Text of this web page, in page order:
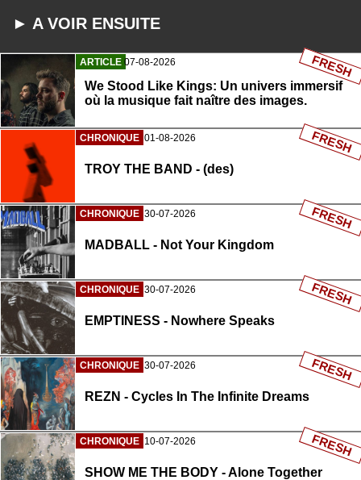
► A VOIR ENSUITE
ARTICLE 07-08-2026
We Stood Like Kings: Un univers immersif
où la musique fait naître des images.
FRESH
CHRONIQUE 01-08-2026
TROY THE BAND - (des)
FRESH
CHRONIQUE 30-07-2026
MADBALL - Not Your Kingdom
FRESH
CHRONIQUE 30-07-2026
EMPTINESS - Nowhere Speaks
FRESH
CHRONIQUE 30-07-2026
REZN - Cycles In The Infinite Dreams
FRESH
CHRONIQUE 10-07-2026
SHOW ME THE BODY - Alone Together
FRESH